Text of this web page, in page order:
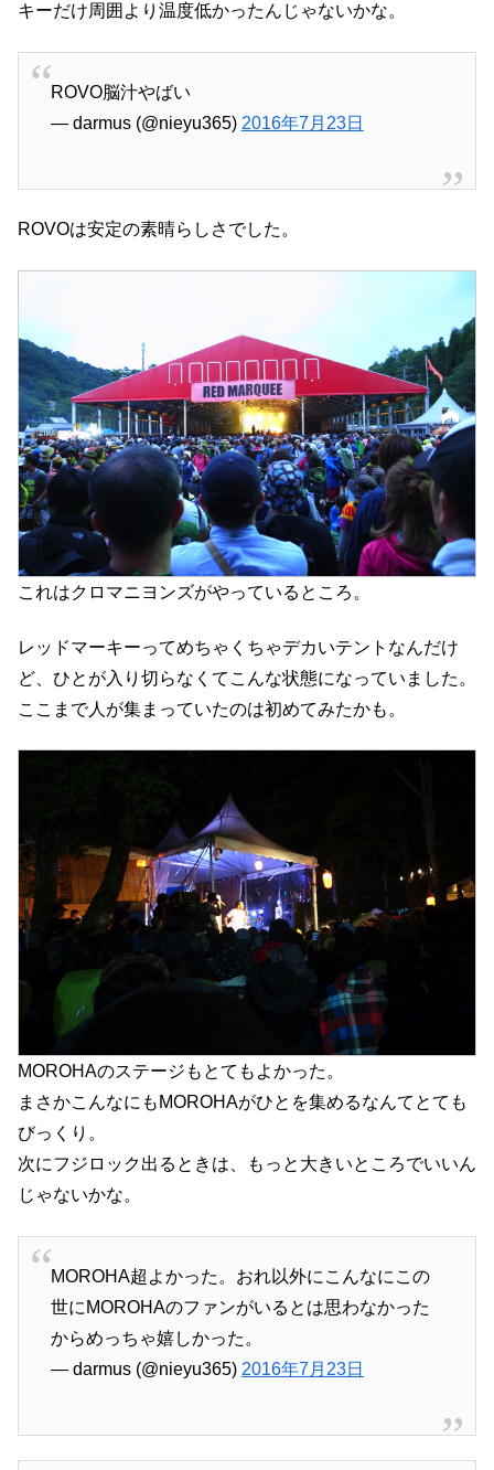
キーだけ周囲より温度低かったんじゃないかな。
ROVO脳汁やばい
— darmus (@nieyu365) 2016年7月23日
ROVOは安定の素晴らしさでした。
これはクロマニヨンズがやっているところ。
レッドマーキーってめちゃくちゃデカいテントなんだけ
ど、ひとが入り切らなくてこんな状態になっていました。
ここまで人が集まっていたのは初めてみたかも。
MOROHAのステージもとてもよかった。
まさかこんなにもMOROHAがひとを集めるなんてとても
びっくり。
次にフジロック出るときは、もっと大きいところでいいん
じゃないかな。
MOROHA超よかった。おれ以外にこんなにこの
世にMOROHAのファンがいるとは思わなかった
からめっちゃ嬉しかった。
— darmus (@nieyu365) 2016年7月23日